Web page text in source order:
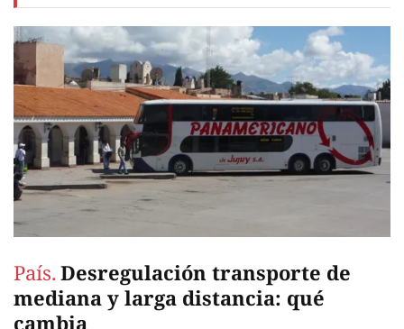
País. Desregulación transporte de
mediana y larga distancia: qué
cambia